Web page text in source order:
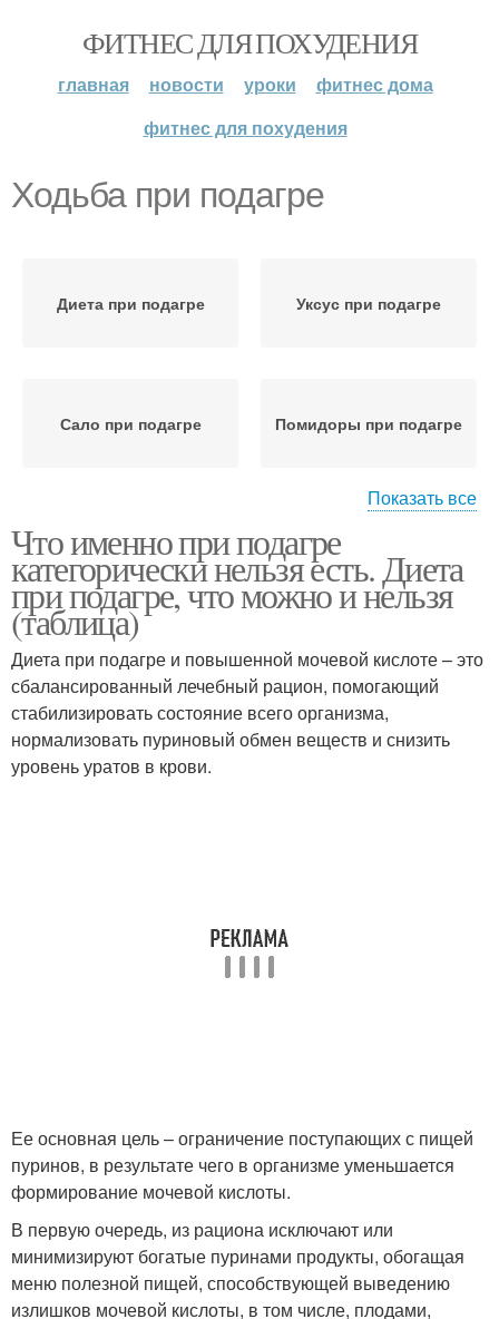
ФИТНЕС ДЛЯ ПОХУДЕНИЯ
главная новости уроки
фитнес дома
фитнес для похудения
Ходьба при подагре
Диета при подагре Уксус при подагре
Сало при подагре Помидоры при подагре
Творог при подагре
Показать все
Что именно при подагре
категорически нельзя есть. Диета
при подагре, что можно и нельзя
(таблица)
Диета при подагре и повышенной мочевой кислоте – это
сбалансированный лечебный рацион, помогающий
стабилизировать состояние всего организма,
нормализовать пуриновый обмен веществ и снизить
уровень уратов в крови.
Ее основная цель – ограничение поступающих с пищей
пуринов, в результате чего в организме уменьшается
формирование мочевой кислоты.
В первую очередь, из рациона исключают или
минимизируют богатые пуринами продукты, обогащая
меню полезной пищей, способствующей выведению
излишков мочевой кислоты, в том числе, плодами,